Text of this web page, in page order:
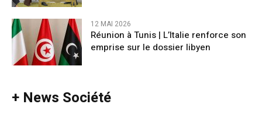
12 MAI 2026
Réunion à Tunis | L’Italie renforce son
emprise sur le dossier libyen
+ News Société